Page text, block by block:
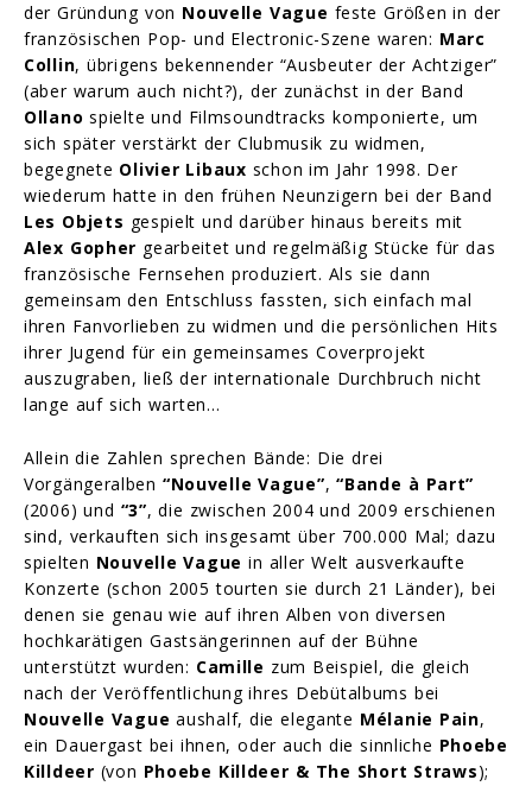
der Gründung von Nouvelle Vague feste Größen in der
französischen Pop- und Electronic-Szene waren: Marc
Collin, übrigens bekennender “Ausbeuter der Achtziger”
(aber warum auch nicht?), der zunächst in der Band
Ollano spielte und Filmsoundtracks komponierte, um
sich später verstärkt der Clubmusik zu widmen,
begegnete Olivier Libaux schon im Jahr 1998. Der
wiederum hatte in den frühen Neunzigern bei der Band
Les Objets gespielt und darüber hinaus bereits mit
Alex Gopher gearbeitet und regelmäßig Stücke für das
französische Fernsehen produziert. Als sie dann
gemeinsam den Entschluss fassten, sich einfach mal
ihren Fanvorlieben zu widmen und die persönlichen Hits
ihrer Jugend für ein gemeinsames Coverprojekt
auszugraben, ließ der internationale Durchbruch nicht
lange auf sich warten…
Allein die Zahlen sprechen Bände: Die drei
Vorgängeralben “Nouvelle Vague”,“Bande à Part”
(2006) und “3”, die zwischen 2004 und 2009 erschienen
sind, verkauften sich insgesamt über 700.000 Mal; dazu
spielten Nouvelle Vague in aller Welt ausverkaufte
Konzerte (schon 2005 tourten sie durch 21 Länder), bei
denen sie genau wie auf ihren Alben von diversen
hochkarätigen Gastsängerinnen auf der Bühne
unterstützt wurden: Camille zum Beispiel, die gleich
nach der Veröffentlichung ihres Debütalbums bei
Nouvelle Vague aushalf, die elegante Mélanie Pain,
ein Dauergast bei ihnen, oder auch die sinnliche Phoebe
Killdeer (von Phoebe Killdeer & The Short Straws);